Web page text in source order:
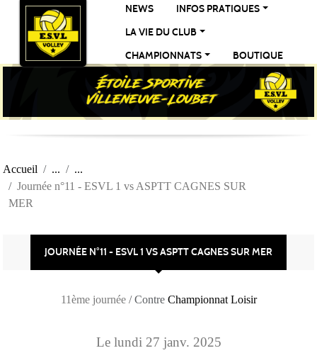
NEWS
INFOS PRATIQUES
LA VIE DU CLUB
CHAMPIONNATS
BOUTIQUE
Accueil
Journée n°11 - ESVL 1 vs ASPTT CAGNES SUR
MER
JOURNÉE N°11 - ESVL 1 VS ASPTT CAGNES SUR MER
11ème journée / Contre Championnat Loisir
Le lundi 27 janv. 2025
Panneau de gestion des cookies